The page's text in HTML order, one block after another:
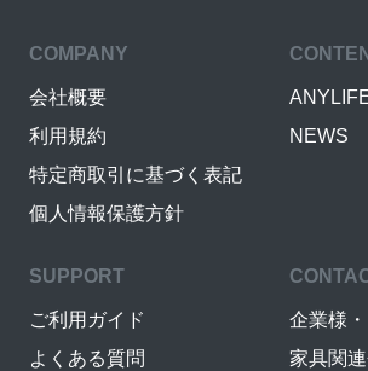
COMPANY
会社概要
利用規約
特定商取引に基づく表記
個人情報保護方針
NEWS
SUPPORT
ご利用ガイド
よくある質問
企業様
家具関